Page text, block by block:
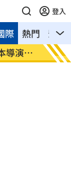
登入
熱門 影音
際
導演狂
新／